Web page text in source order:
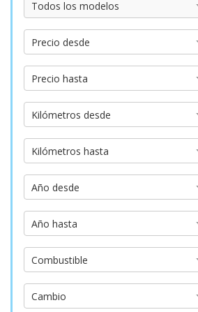
Todos los modelos
Precio
desde
Precio desde
Precio
hasta
Precio hasta
Kilómetros
desde
Kilómetros desde
Kilómetros
hasta
Kilómetros hasta
Año
desde
Año desde
Año
hasta
Año hasta
Tipo
de
combustible
Combustible
Tipo
de
Cambio